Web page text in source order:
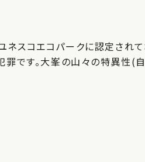
スコエコパークに認定され
です。大峯の山々の特異性(